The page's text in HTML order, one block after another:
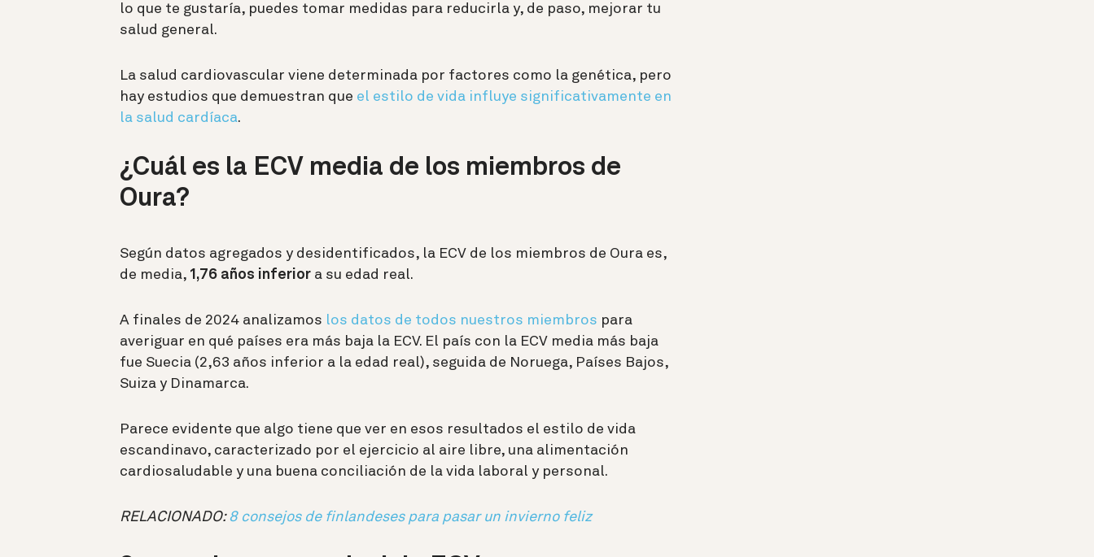
lo que te gustaría, puedes tomar medidas para reducirla y, de paso, mejorar tu
salud general.
La salud cardiovascular viene determinada por factores como la genética, pero
hay estudios que demuestran que el estilo de vida influye significativamente en
la salud cardíaca.
¿Cuál es la ECV media de los miembros de
Oura?
Según datos agregados y desidentificados, la ECV de los miembros de Oura es,
de media, 1,76 años inferior a su edad real.
A finales de 2024 analizamos los datos de todos nuestros miembros para
averiguar en qué países era más baja la ECV. El país con la ECV media más baja
fue Suecia (2,63 años inferior a la edad real), seguida de Noruega, Países Bajos,
Suiza y Dinamarca.
Parece evidente que algo tiene que ver en esos resultados el estilo de vida
escandinavo, caracterizado por el ejercicio al aire libre, una alimentación
cardiosaludable y una buena conciliación de la vida laboral y personal.
RELACIONADO:8 consejos de finlandeses para pasar un invierno feliz